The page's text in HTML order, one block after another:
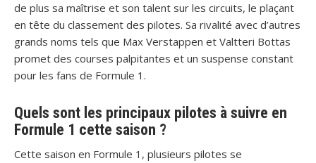
de plus sa maîtrise et son talent sur les circuits, le plaçant
en tête du classement des pilotes. Sa rivalité avec d’autres
grands noms tels que Max Verstappen et Valtteri Bottas
promet des courses palpitantes et un suspense constant
pour les fans de Formule 1.
Quels sont les principaux pilotes à suivre en
Formule 1 cette saison ?
Cette saison en Formule 1, plusieurs pilotes se